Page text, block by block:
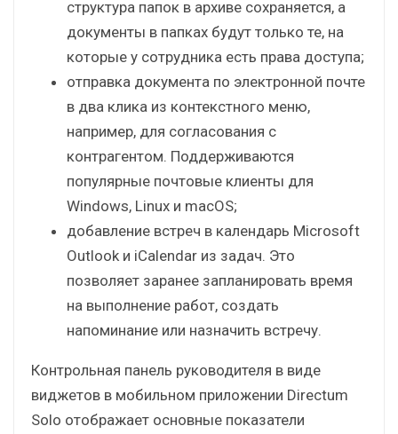
структура папок в архиве сохраняется, а
документы в папках будут только те, на
которые у сотрудника есть права доступа;
отправка документа по электронной почте
в два клика из контекстного меню,
например, для согласования с
контрагентом. Поддерживаются
популярные почтовые клиенты для
Windows, Linux и macOS;
добавление встреч в календарь Microsoft
Outlook и iCalendar из задач. Это
позволяет заранее запланировать время
на выполнение работ, создать
напоминание или назначить встречу.
Контрольная панель руководителя в виде
виджетов в мобильном приложении Directum
Solo отображает основные показатели